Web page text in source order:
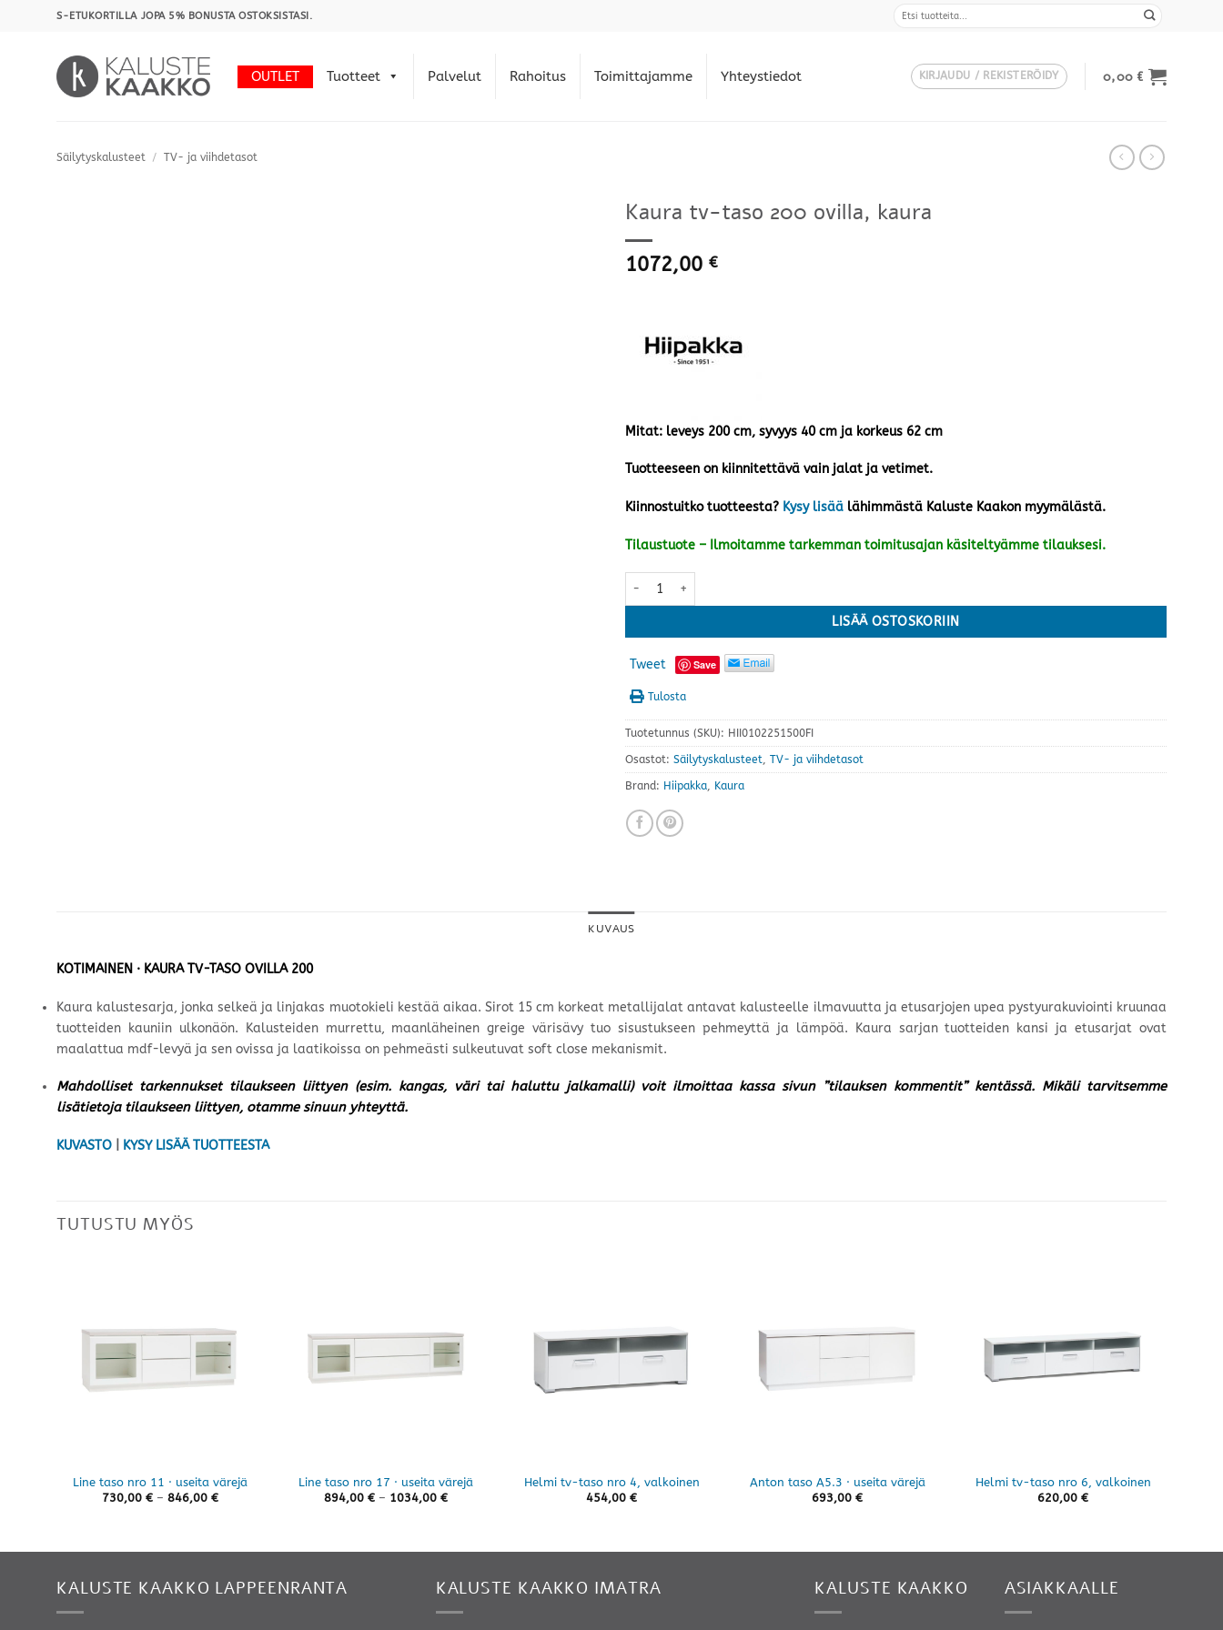
S-ETUKORTILLA JOPA 5% BONUSTA OSTOKSISTASI.
OUTLET Tuotteet Palvelut Rahoitus Toimittajamme Yhteystiedot KIRJAUDU / REKISTERÖIDY 0,00€
Säilytyskalusteet / TV- ja viihdetasot
Kaura tv-taso 200 ovilla, kaura
1072,00 €
Mitat: leveys 200 cm, syvyys 40 cm ja korkeus 62 cm
Tuotteeseen on kiinnitettävä vain jalat ja vetimet.
Kiinnostuitko tuotteesta? Kysy lisää lähimmästä Kaluste Kaakon myymälästä.
Tilaustuote – Ilmoitamme tarkemman toimitusajan käsiteltyämme tilauksesi.
Kaura tv-taso 200 ovilla, kaura määrä
LISÄÄ OSTOSKORIIN
Tweet Save
Tulosta
Tuotetunnus (SKU): HII0102251500FI
Osastot: Säilytyskalusteet, TV- ja viihdetasot
Brand: Hiipakka, Kaura
KUVAUS
KOTIMAINEN · KAURA TV-TASO OVILLA 200
Kaura kalustesarja, jonka selkeä ja linjakas muotokieli kestää aikaa. Sirot 15 cm korkeat metallijalat antavat kalusteelle ilmavuutta ja etusarjojen upea pystyurakuviointi kruunaa
tuotteiden kauniin ulkonäön. Kalusteiden murrettu, maanläheinen greige värisävy tuo sisustukseen pehmeyttä ja lämpöä. Kaura sarjan tuotteiden kansi ja etusarjat ovat
maalattua mdf-levyä ja sen ovissa ja laatikoissa on pehmeästi sulkeutuvat soft close mekanismit.
Mahdolliset tarkennukset tilaukseen liittyen (esim. kangas, väri tai haluttu jalkamalli) voit ilmoittaa kassa sivun ”tilauksen kommentit” kentässä. Mikäli tarvitsemme
lisätietoja tilaukseen liittyen, otamme sinuun yhteyttä.
KUVASTO KYSY LISÄÄ TUOTTEESTA
TUTUSTU MYÖS
Line taso nro 11 · useita värejä
730,00 € – 846,00 €Hintaluokka:
Line taso nro 17 · useita värejä
894,00 € – 1034,00 €Hintaluokka:
Helmi tv-taso nro 4, valkoinen
454,00 €
Anton taso A5.3 · useita värejä
693,00 €
Helmi tv-taso nro 6, valkoinen
620,00 €
KALUSTE KAAKKO LAPPEENRANTA KALUSTE KAAKKO IMATRA KALUSTE KAAKKO ASIAKKAALLE